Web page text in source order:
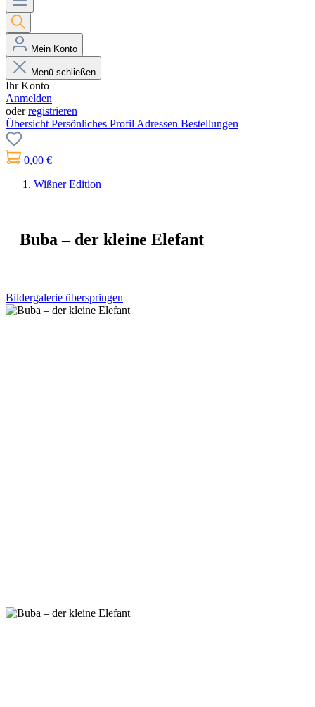
Mein Konto
Menü schließen
Ihr Konto
Anmelden
oderregistrieren
Übersicht Persönliches Profil Adressen Bestellungen
0,00 €
Wißner Edition
Buba – der kleine Elefant
Bildergalerie überspringen